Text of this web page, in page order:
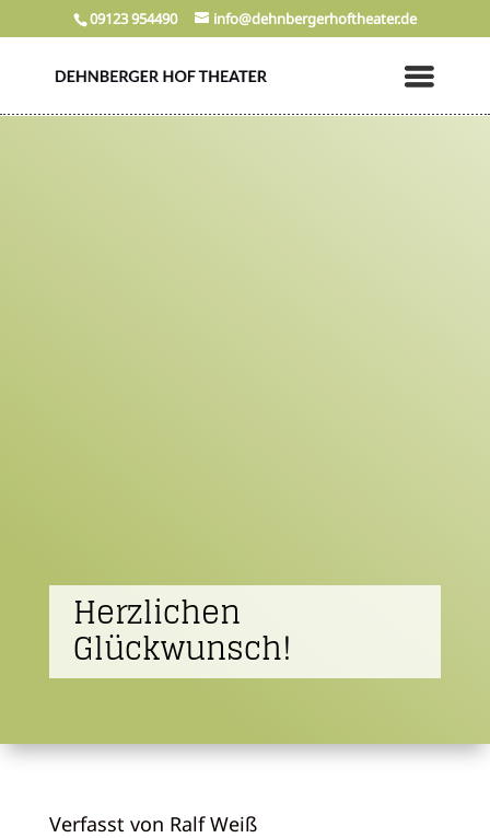
09123 954490 info@dehnbergerhoftheater.de
Herzlichen
Glückwunsch!
Verfasst von Ralf Weiß